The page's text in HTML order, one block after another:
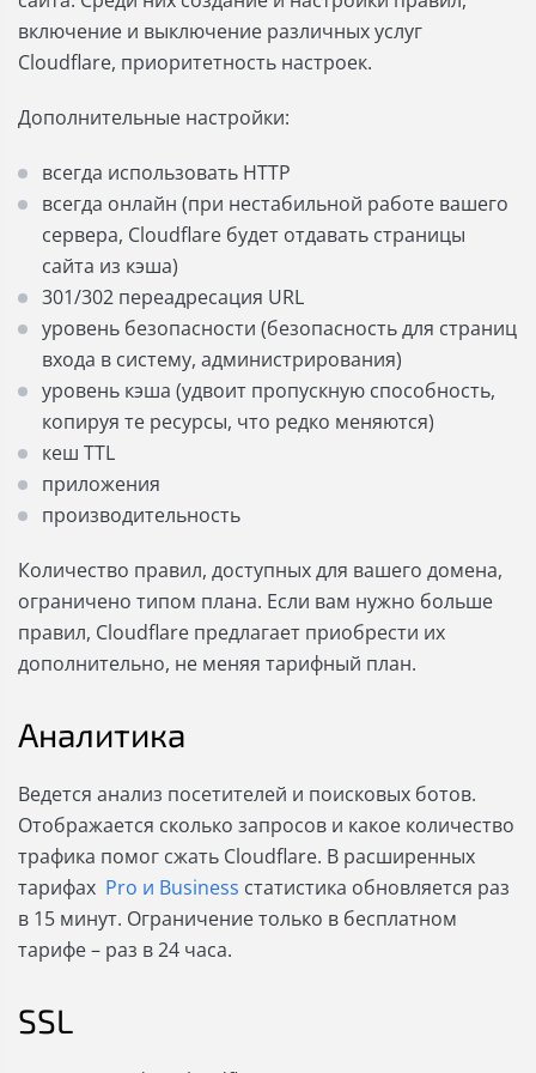
включение и выключение различных услуг
Cloudflare, приоритетность настроек.
Дополнительные настройки:
всегда использовать HTTP
всегда онлайн (при нестабильной работе вашего
сервера, Cloudflare будет отдавать страницы
сайта из кэша)
301/302 переадресация URL
уровень безопасности (безопасность для страниц
входа в систему, администрирования)
уровень кэша (удвоит пропускную способность,
копируя те ресурсы, что редко меняются)
кеш TTL
приложения
производительность
Количество правил, доступных для вашего домена,
ограничено типом плана. Если вам нужно больше
правил, Cloudflare предлагает приобрести их
дополнительно, не меняя тарифный план.
Аналитика
Ведется анализ посетителей и поисковых ботов.
Отображается сколько запросов и какое количество
трафика помог сжать Cloudflare. В расширенных
тарифах Pro и Business статистика обновляется раз
в 15 минут. Ограничение только в бесплатном
тарифе – раз в 24 часа.
SSL